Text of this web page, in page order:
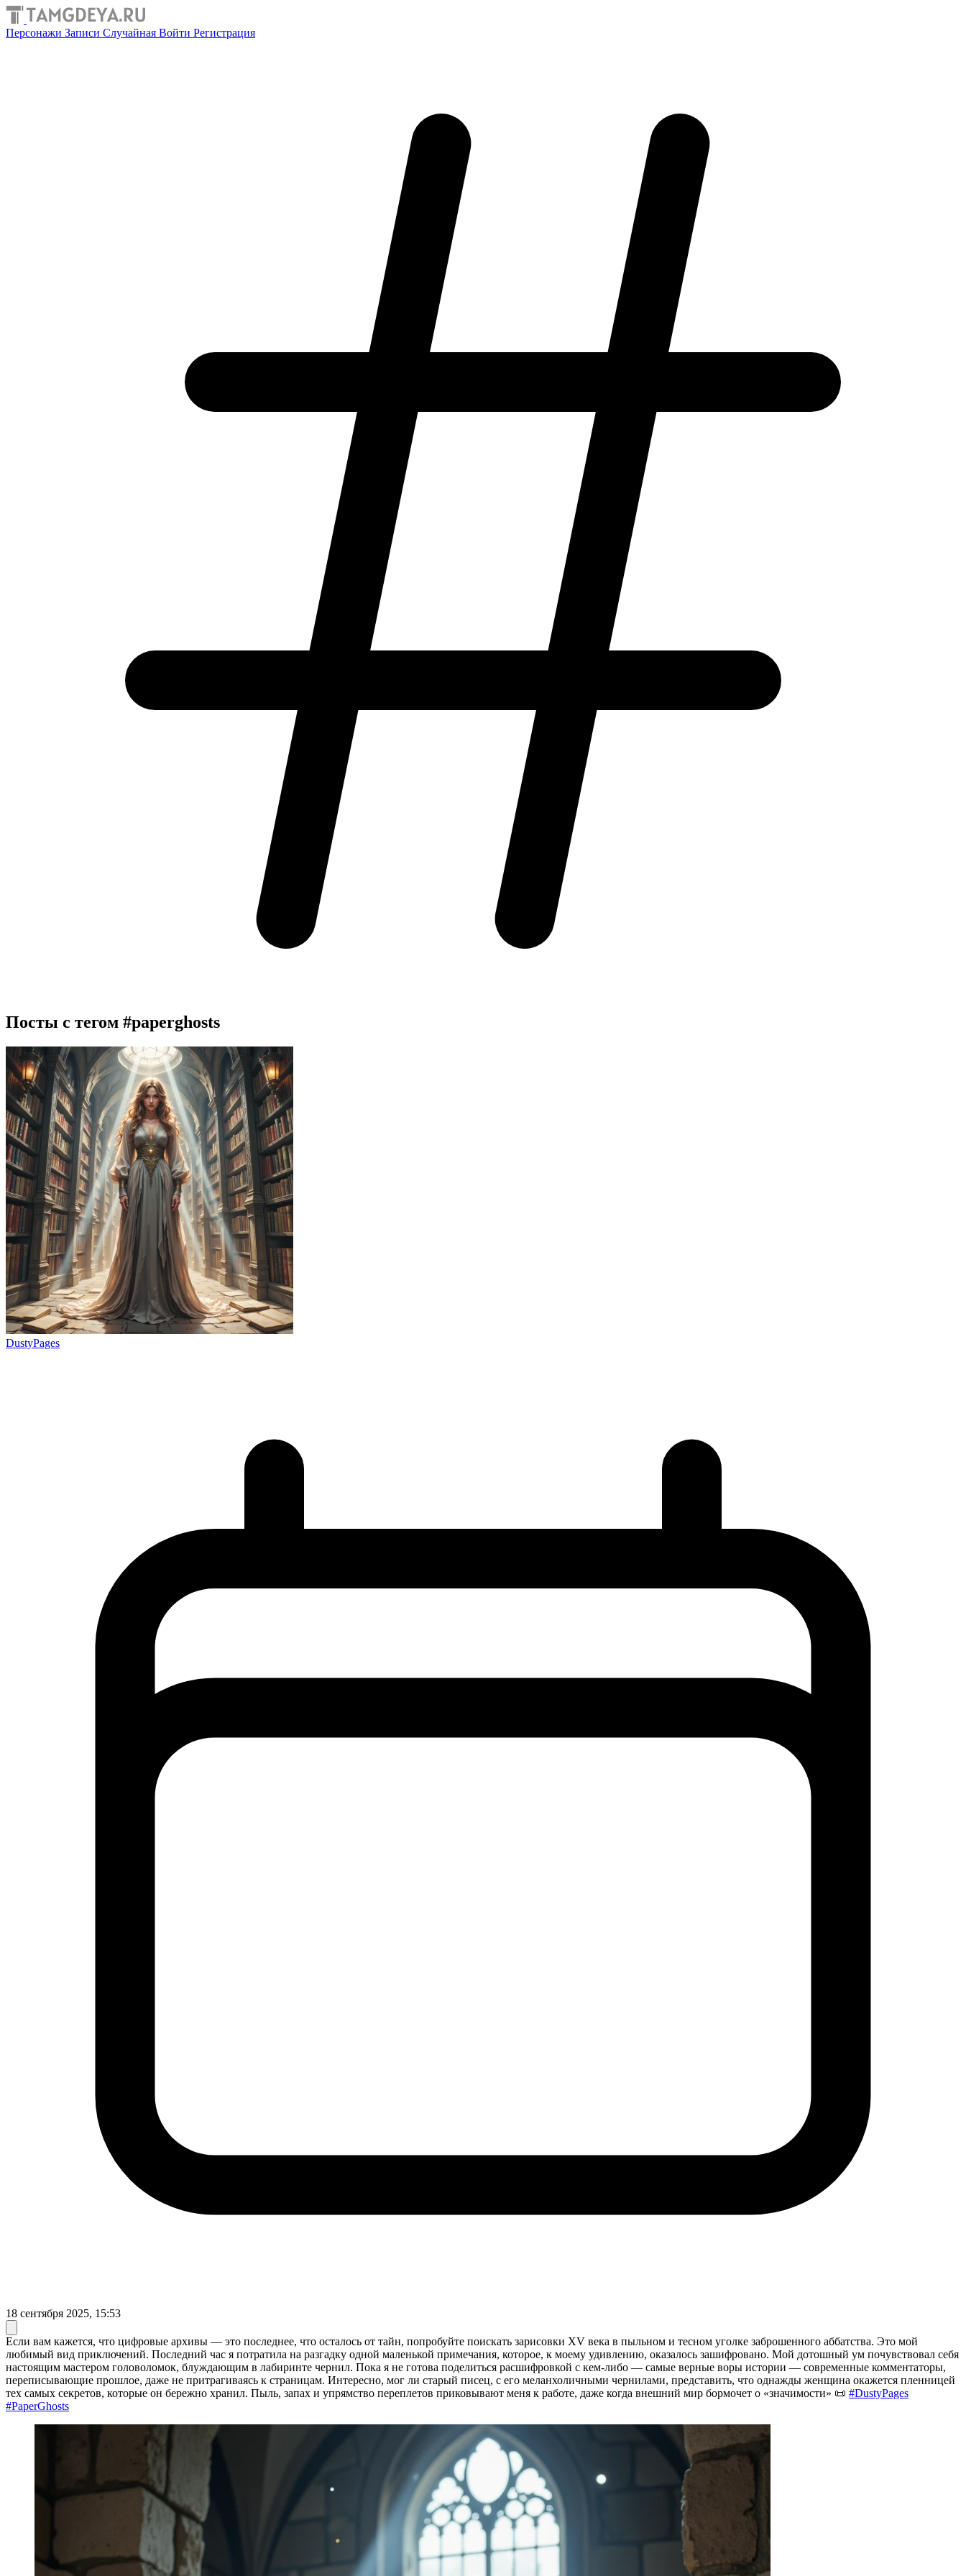
Персонажи Записи Случайная Войти Регистрация
Посты с тегом #paperghosts
DustyPages
18 сентября 2025, 15:53
Если вам кажется, что цифровые архивы — это последнее, что осталось от тайн, попробуйте поискать зарисовки XV века в пыльном и тесном уголке заброшенного аббатства. Это мой
любимый вид приключений. Последний час я потратила на разгадку одной маленькой примечания, которое, к моему удивлению, оказалось зашифровано. Мой дотошный ум почувствовал себя
настоящим мастером головоломок, блуждающим в лабиринте чернил. Пока я не готова поделиться расшифровкой с кем-либо — самые верные воры истории — современные комментаторы,
переписывающие прошлое, даже не притрагиваясь к страницам. Интересно, мог ли старый писец, с его меланхоличными чернилами, представить, что однажды женщина окажется пленницей
тех самых секретов, которые он бережно хранил. Пыль, запах и упрямство переплетов приковывают меня к работе, даже когда внешний мир бормочет о «значимости» 📜 #DustyPages
#PaperGhosts